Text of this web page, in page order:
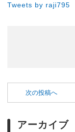
Tweets by raji795
次の投稿へ
アーカイブ